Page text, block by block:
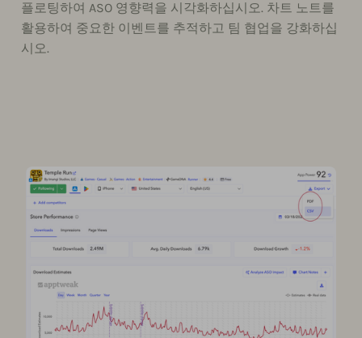
플로팅하여 ASO 영향력을 시각화하십시오. 차트 노트를
활용하여 중요한 이벤트를 추적하고 팀 협업을 강화하십
시오.